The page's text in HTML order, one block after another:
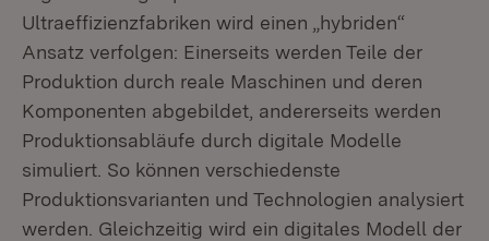
Ultraeffizienzfabriken wird einen „hybriden“
Ansatz verfolgen: Einerseits werden Teile der
Produktion durch reale Maschinen und deren
Komponenten abgebildet, andererseits werden
Produktionsabläufe durch digitale Modelle
simuliert. So können verschiedenste
Produktionsvarianten und Technologien analysiert
werden. Gleichzeitig wird ein digitales Modell der